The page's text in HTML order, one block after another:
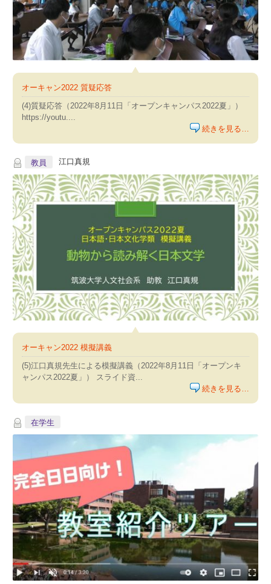
オーキャン2022 質疑応答
(4)質疑応答（2022年8月11日「オープンキャンパス2022夏」）
https://youtu....
続きを見る…
教員 江口真規
オーキャン2022 模擬講義
(5)江口真規先生による模擬講義（2022年8月11日「オープンキ
ャンパス2022夏」） スライド資...
続きを見る…
在学生